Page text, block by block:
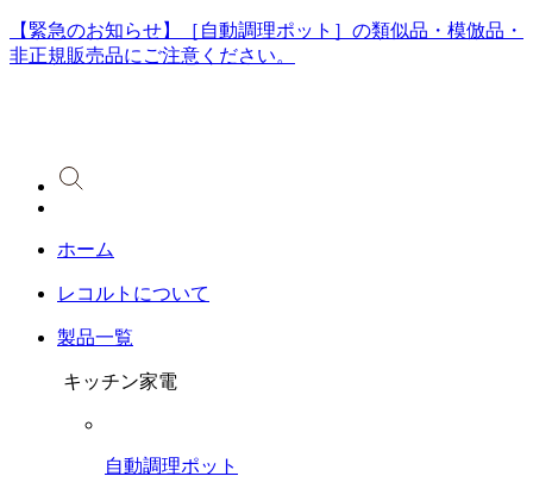
【緊急のお知らせ】［自動調理ポット］の類似品・模倣品・
非正規販売品にご注意ください。
ホーム
レコルトについて
製品一覧
キッチン家電
自動調理ポット